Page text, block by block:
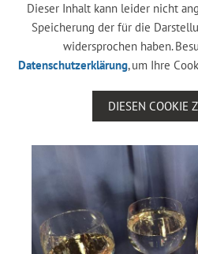
Dieser Inhalt kann leider nicht
Speicherung der für die
widersprochen haben.
Datenschutzerklärung, um Ihre
DIESEN COOKIE